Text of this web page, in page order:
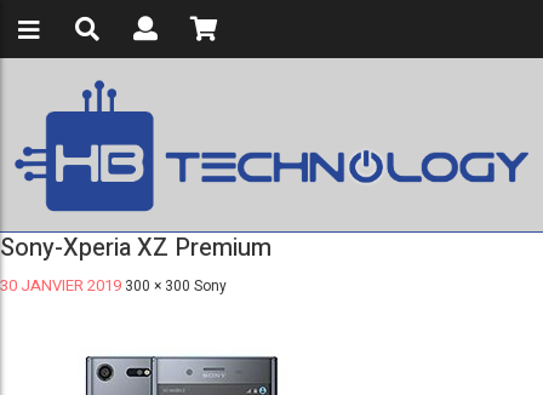
Sony-Xperia XZ Premium
30 JANVIER 2019 300 × 300 Sony